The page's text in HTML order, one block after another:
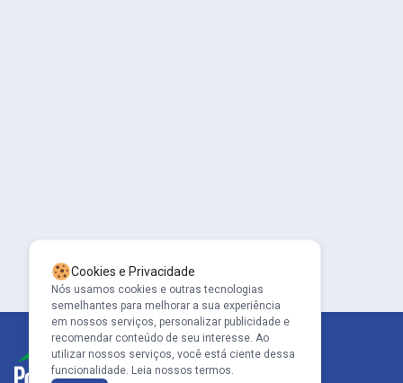
Cookies e Privacidade
Nós usamos cookies e outras tecnologias
semelhantes para melhorar a sua experiência
em nossos serviços, personalizar publicidade e
recomendar conteúdo de seu interesse. Ao
utilizar nossos serviços, você está ciente dessa
funcionalidade. Leia nossos termos.